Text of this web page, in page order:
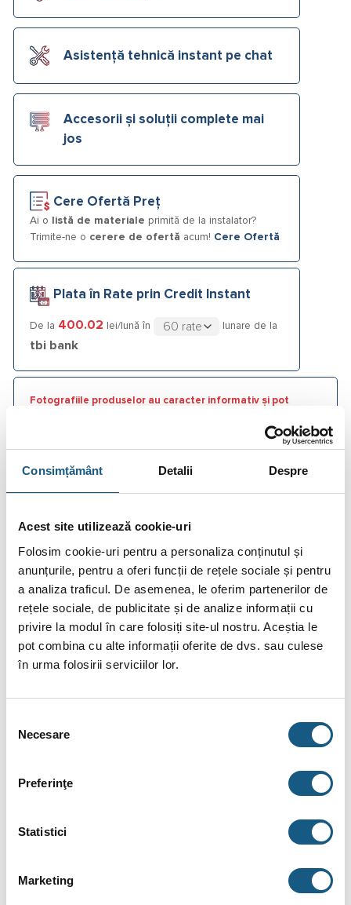
Consimțământ Detalii Despre
Acest site utilizează cookie-uri
Folosim cookie-uri pentru a personaliza conținutul și
anunțurile, pentru a oferi funcții de rețele sociale și pentru
a analiza traficul. De asemenea, le oferim partenerilor de
rețele sociale, de publicitate și de analize informații cu
privire la modul în care folosiți site-ul nostru. Aceștia le
pot combina cu alte informații oferite de dvs. sau culese
în urma folosirii serviciilor lor.
consimțământului
Necesare
Preferinţe
Statistici
Marketing
Asistență tehnică instant pe chat
Accesorii și soluții complete mai
jos
Cere Ofertă Preț
Ai o listă de materiale primită de la instalator?
Trimite-ne o cerere de ofertă acum! Cere Ofertă
Plata în Rate prin Credit Instant
De la 400.02 lei/lună în lunare de la
tbi bank
Fotografiile produselor au caracter informativ și pot
asemenea, unele specificații pot fi modificate de către
producător fără preaviz sau pot conține erori de operare.
DESCRIERE
INFORMAȚII SUPLIMENTARE
BRAND
RECENZII (0)
Alegerea unei centrale termice este, și așa, una destul de
la puterea termică până la dimensiunile centralei, pentru a fi
siguri că sistemul dumneavoastră de încălzire este unul
de căldură.
În toată această „alergătură” după centrala perfectă de multe
ori pierdem din vedere anumite aspecte esențiale, de